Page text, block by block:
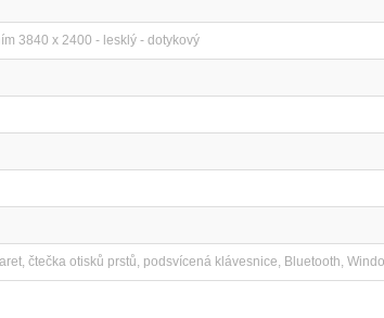
3840 x 2400 - lesklý - dotykový
čtečka otisků prstů, podsvícená klávesnice, Bluetooth,